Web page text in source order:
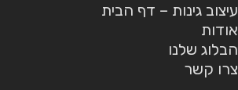
עיצוב גינות – דף הבית
אודות
הבלוג שלנו
צרו קשר